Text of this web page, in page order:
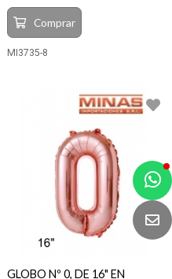
Comprar
MI3735-8
GLOBO Nº 0, DE 16" EN